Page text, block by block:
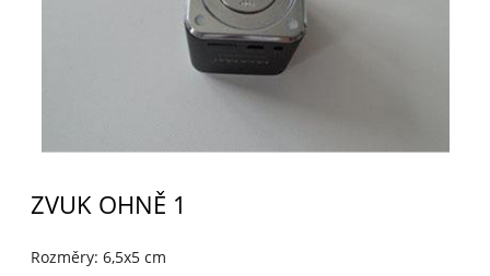
ZVUK OHNĚ 1
Rozměry: 6,5x5 cm